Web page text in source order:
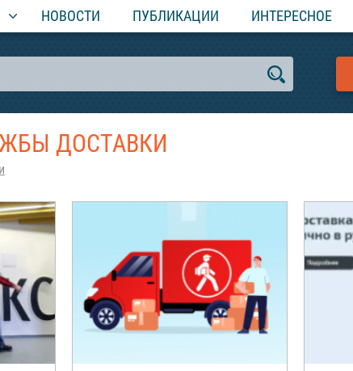
НОВОСТИ ПУБЛИКАЦИИ ИНТЕРЕСНОЕ
ДОСТАВКИ